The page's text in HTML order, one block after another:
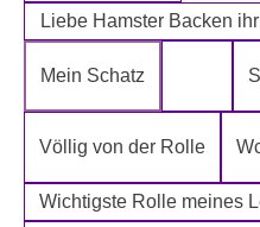
Liebe Hamster Backen
Mein Schatz
Psssst
Völlig von der Rolle
Wichtigste Rolle meines